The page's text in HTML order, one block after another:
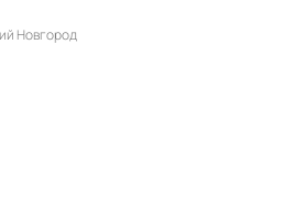
Новгород